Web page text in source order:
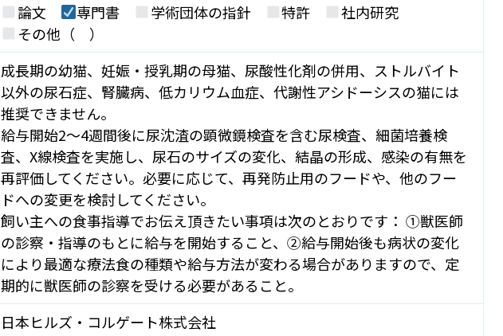
論文 専門書 学術団体の指針 特許
社内研究
その他（ ）
成長期の幼猫、妊娠・授乳期の母猫、尿酸性化剤の併用、ストルバイト
以外の尿石症、腎臓病、低カリウム血症、代謝性アシドーシスの猫には
推奨できません。
給与開始2～4週間後に尿沈渣の顕微鏡検査を含む尿検査、細菌培養検
査、X線検査を実施し、尿石のサイズの変化、結晶の形成、感染の有無を
再評価してください。必要に応じて、再発防止用のフードや、他のフー
ドへの変更を検討してください。
飼い主への食事指導でお伝え頂きたい事項は次のとおりです： ①獣医師
の診察・指導のもとに給与を開始すること、②給与開始後も病状の変化
により最適な療法食の種類や給与方法が変わる場合がありますので、定
期的に獣医師の診察を受ける必要があること。
日本ヒルズ・コルゲート株式会社